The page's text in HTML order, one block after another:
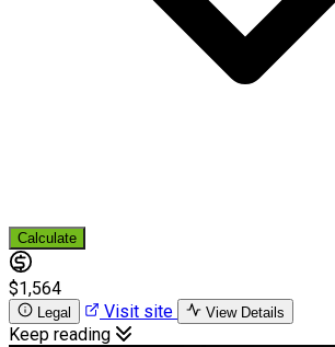
Calculate
$1,564
Legal Visit site View Details
Keep reading